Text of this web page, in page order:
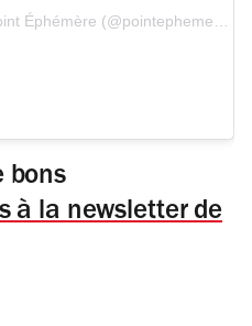
Une publication partagée par Point Éphémère (@pointephemere)
bons
à la newsletter de